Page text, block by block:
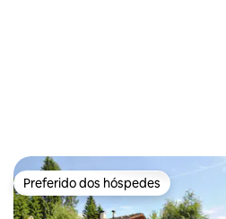
Preferido dos hóspedes
Preferido dos hóspedes